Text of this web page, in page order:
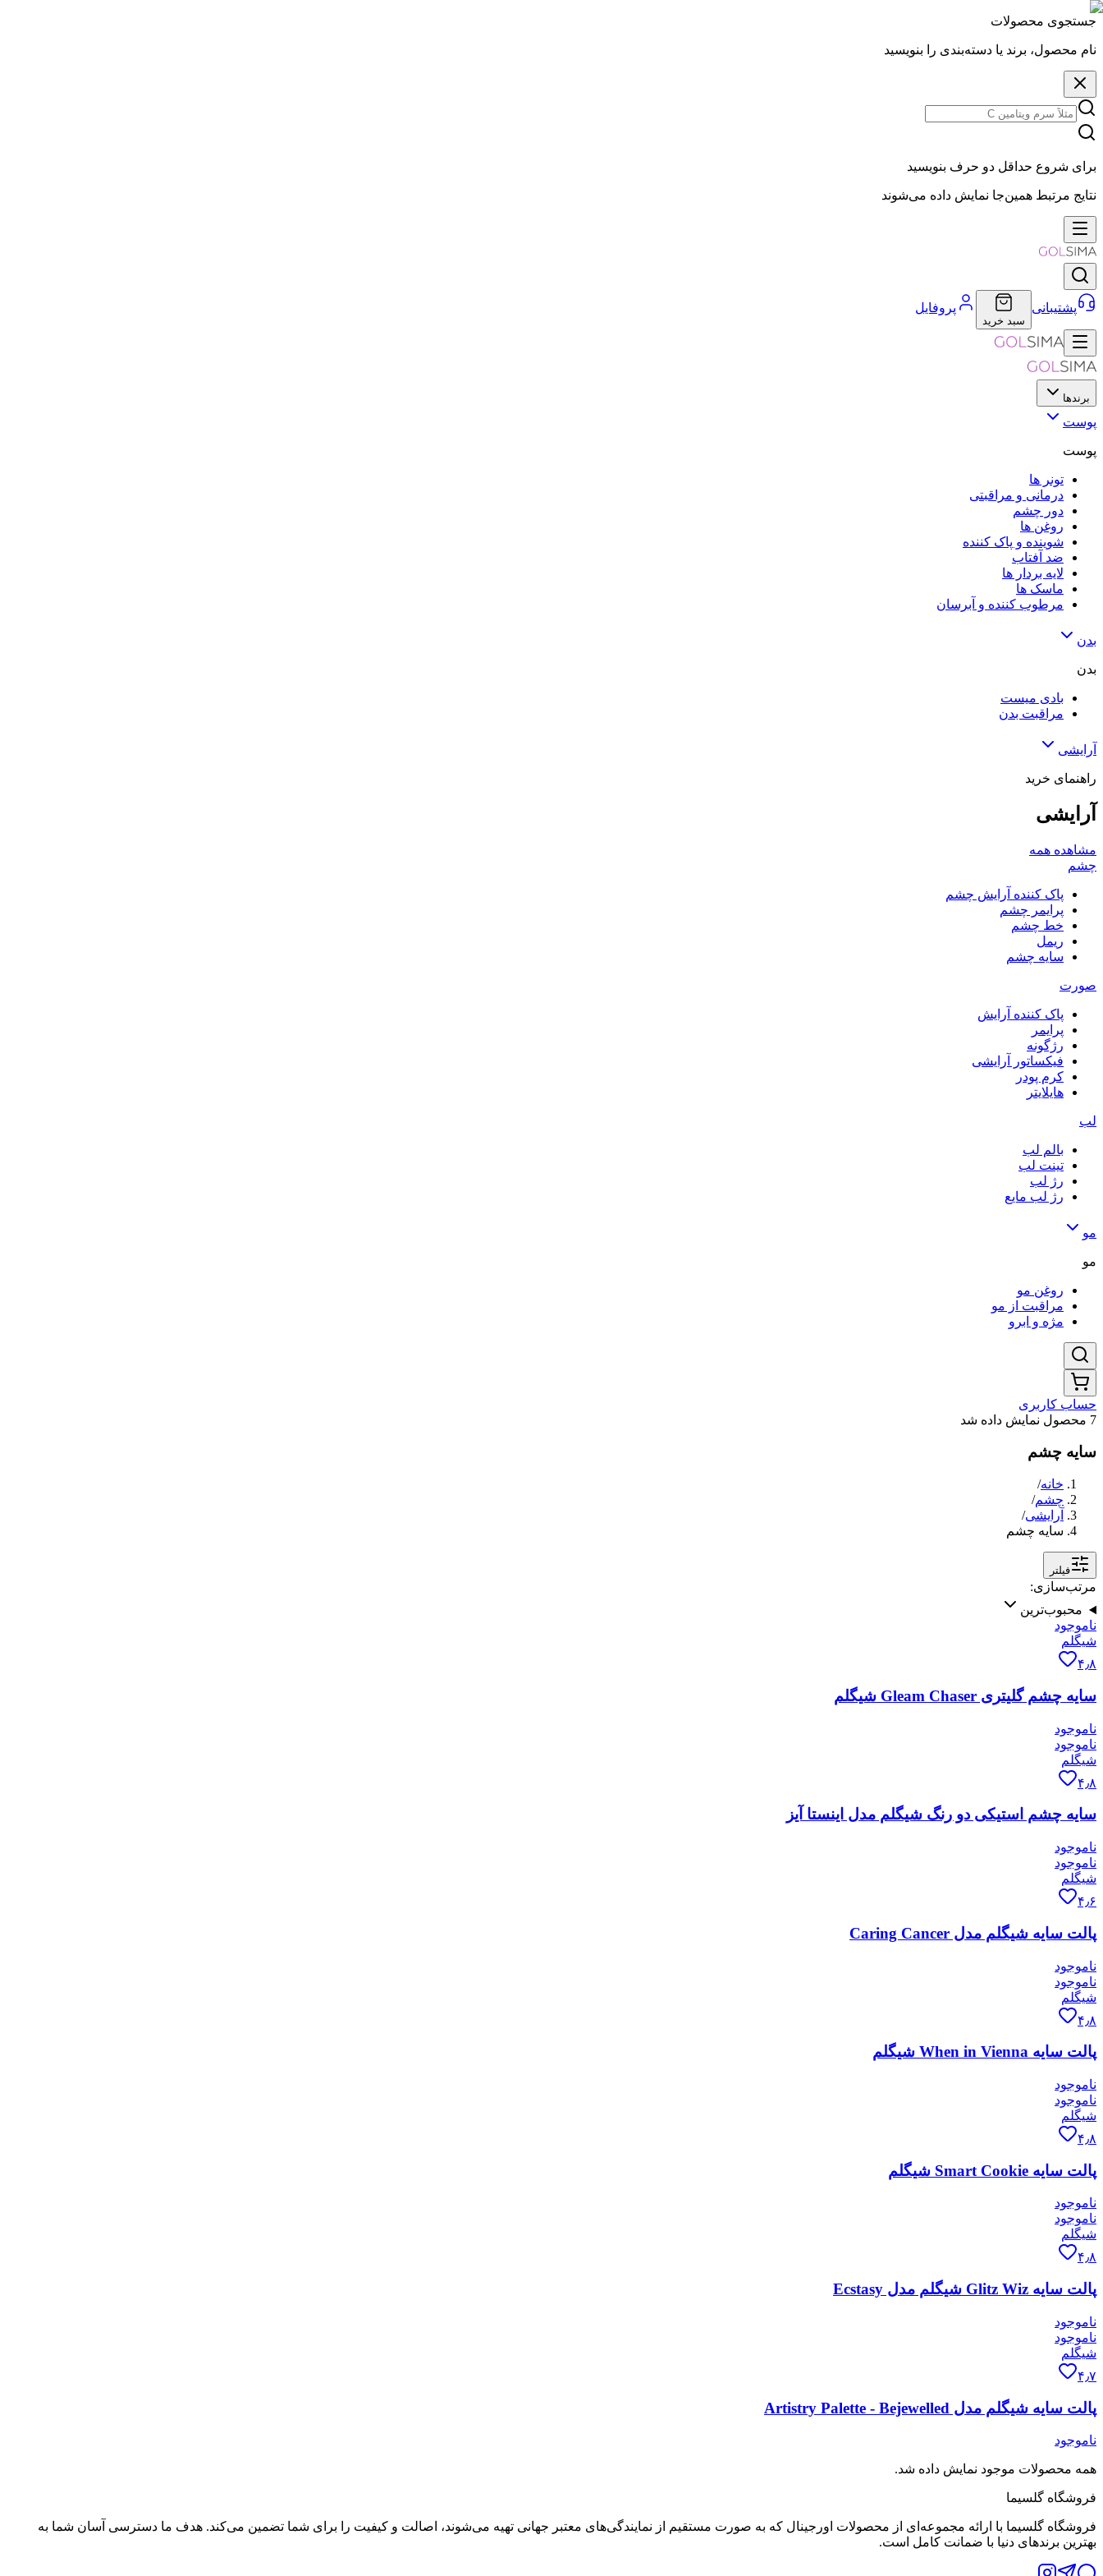
جستجوی محصولات
نام محصول، برند یا دسته‌بندی را بنویسید
برای شروع حداقل دو حرف بنویسید
نتایج مرتبط همین‌جا نمایش داده می‌شوند
پشتیبانی
سبد خرید
پروفایل
برندها
پوست
پوست
تونر ها
درمانی و مراقبتی
دور چشم
روغن ها
شوینده و پاک کننده
ضد آفتاب
لایه‌ بردار ها
ماسک ها
مرطوب کننده و آبرسان
بدن
بدن
بادی میست
مراقبت بدن
آرایشی
راهنمای خرید
آرایشی
مشاهده همه
چشم
پاک کننده آرایش چشم
پرایمر چشم
خط چشم
ریمل
سایه چشم
صورت
پاک کننده آرایش
پرایمر
رژگونه
فیکساتور آرایشی
کرم پودر
هایلایتر
لب
بالم لب
تینت لب
رژ لب
رژ لب مایع
مو
مو
روغن مو
مراقبت از مو
مژه و ابرو
حساب کاربری
7 محصول نمایش داده شد
سایه چشم
خانه/
چشم/
آرایشی/
سایه چشم
فیلتر
مرتب‌سازی:
محبوب‌ترین
ناموجود
شیگلم
۴٫۸
سایه چشم گلیتری Gleam Chaser شیگلم
ناموجود
ناموجود
شیگلم
۴٫۸
سایه چشم استیکی دو رنگ شیگلم مدل اینستا آیز
ناموجود
ناموجود
شیگلم
۴٫۶
پالت سایه شیگلم مدل Caring Cancer
ناموجود
ناموجود
شیگلم
۴٫۸
پالت سایه When in Vienna شیگلم
ناموجود
ناموجود
شیگلم
۴٫۸
پالت سایه Smart Cookie شیگلم
ناموجود
ناموجود
شیگلم
۴٫۸
پالت سایه Glitz Wiz شیگلم مدل Ecstasy
ناموجود
ناموجود
شیگلم
۴٫۷
پالت سایه شیگلم مدل Artistry Palette - Bejewelled
ناموجود
همه محصولات موجود نمایش داده شد.
فروشگاه گلسیما
فروشگاه گلسیما با ارائه مجموعه‌ای از محصولات اورجینال که به صورت مستقیم از نمایندگی‌های معتبر جهانی تهیه می‌شوند، اصالت و کیفیت را برای شما تضمین می‌کند. هدف ما دسترسی آسان شما به
بهترین برندهای دنیا با ضمانت کامل است.